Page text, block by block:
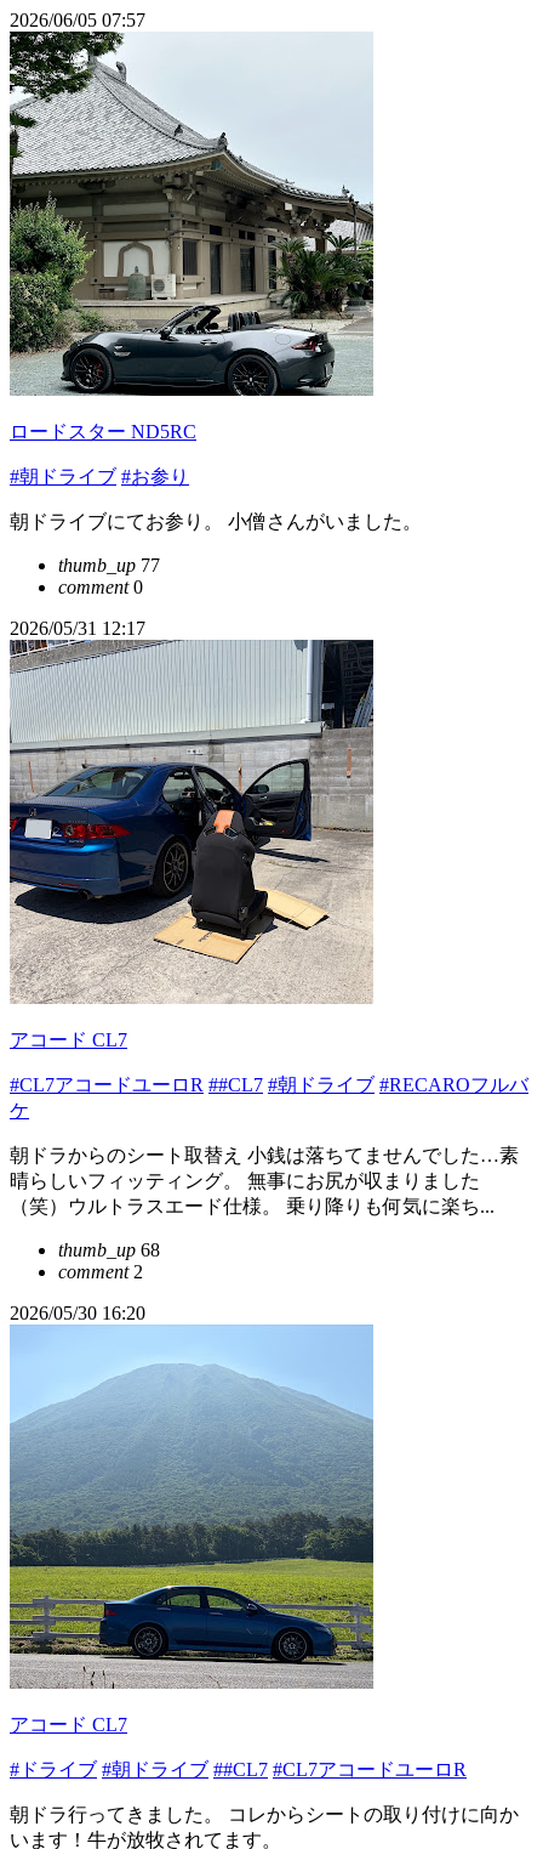
2026/06/05 07:57
ロードスター ND5RC
#朝ドライブ #お参り
朝ドライブにてお参り。 小僧さんがいました。
thumb_up 77
comment0
2026/05/31 12:17
アコード CL7
#CL7アコードユーロR ##CL7 #朝ドライブ #RECAROフルバ
ケ
朝ドラからのシート取替え 小銭は落ちてませんでした…素
晴らしいフィッティング。 無事にお尻が収まりました
（笑）ウルトラスエード仕様。 乗り降りも何気に楽ち...
thumb_up 68
comment2
2026/05/30 16:20
アコード CL7
#ドライブ #朝ドライブ ##CL7 #CL7アコードユーロR
朝ドラ行ってきました。 コレからシートの取り付けに向か
います！牛が放牧されてます。